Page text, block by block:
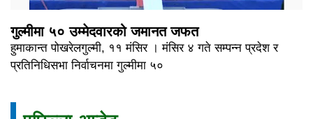
गुल्मीमा ५० उम्मेदवारको जमानत जफत
हुमाकान्त पोखरेलगुल्मी, ११ मंसिर । मंसिर ४ गते सम्पन्न प्रदेश र
प्रतिनिधिसभा निर्वाचनमा गुल्मीमा ५०